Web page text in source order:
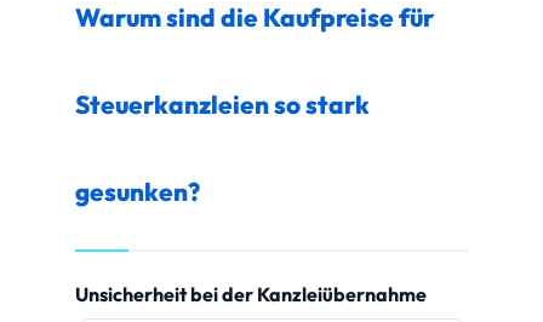
Warum sind die Kaufpreise für
Steuerkanzleien so stark
gesunken?
Unsicherheit bei der Kanzleiübernahme